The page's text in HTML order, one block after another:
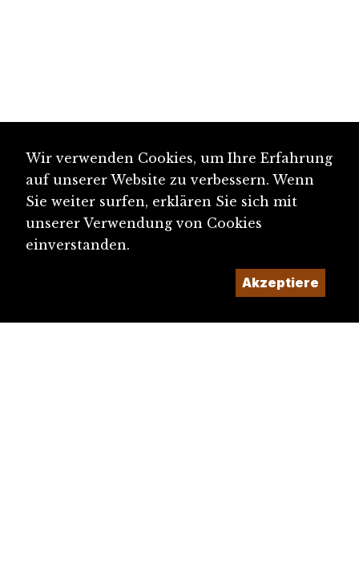
Wir verwenden Cookies, um Ihre Erfahrung
auf unserer Website zu verbessern. Wenn
Sie weiter surfen, erklären Sie sich mit
unserer Verwendung von Cookies
einverstanden.
Akzeptiere